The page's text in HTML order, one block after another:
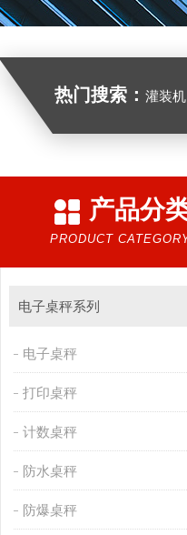
热门搜索： 灌装
产品分
PRODUCT
电子桌秤系列
电子桌秤
打印桌秤
计数桌秤
防水桌秤
防爆桌秤